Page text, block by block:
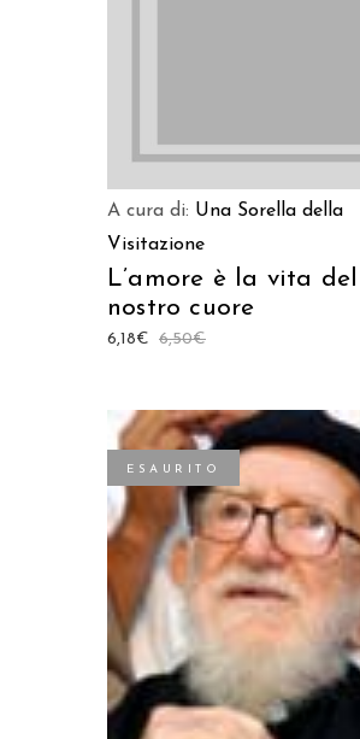
A cura di: Una Sorella della
Visitazione
L’amore è la vita del
nostro cuore
6,50€
6,18€
ESAURITO
LEGGI TUTTO